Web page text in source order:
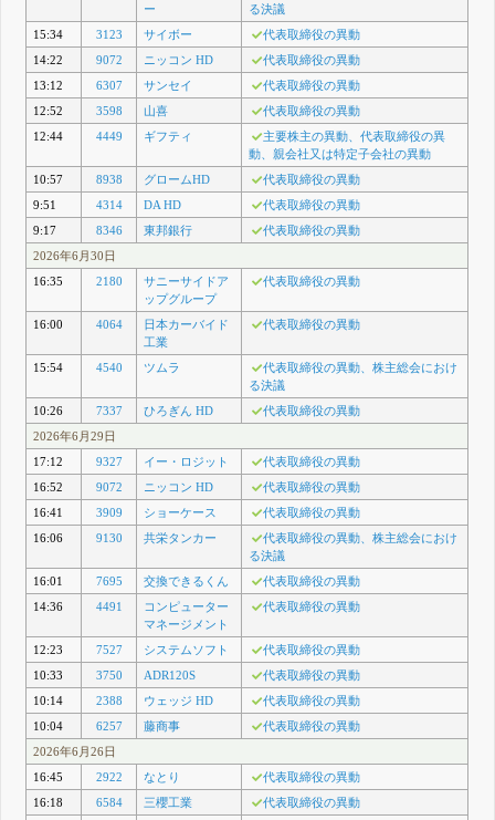
ー
る決議
15:34
3123 サイボー
代表取締役の異動
14:22
9072 ニッコン HD
代表取締役の異動
13:12
6307 サンセイ
代表取締役の異動
12:52
3598 山喜
代表取締役の異動
12:44
4449 ギフティ
主要株主の異動、代表取締役の異
動、親会社又は特定子会社の異動
10:57
8938 グロームHD
代表取締役の異動
9:51
4314 DA HD
代表取締役の異動
9:17
8346 東邦銀行
代表取締役の異動
2026年6月30日
16:35
2180
サニーサイドア
ップグループ
代表取締役の異動
16:00 4064
日本カーバイド
工業
代表取締役の異動
15:54 4540 ツムラ
代表取締役の異動、株主総会におけ
る決議
10:26
7337 ひろぎん HD
代表取締役の異動
2026年6月29日
17:12
9327 イー・ロジット
代表取締役の異動
16:52
9072 ニッコン HD
代表取締役の異動
16:41
3909 ショーケース
代表取締役の異動
16:06
9130 共栄タンカー
代表取締役の異動、株主総会におけ
る決議
16:01
7695 交換できるくん
代表取締役の異動
14:36
4491
コンピューター
マネージメント
代表取締役の異動
12:23 7527 システムソフト
代表取締役の異動
10:33
3750 ADR120S
代表取締役の異動
10:14
2388 ウェッジ HD
代表取締役の異動
10:04
6257 藤商事
代表取締役の異動
2026年6月26日
16:45
2922 なとり
代表取締役の異動
16:18
6584 三櫻工業
代表取締役の異動